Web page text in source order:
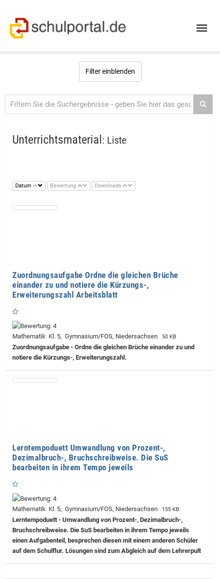
Toggle
Filter einblenden
Unterrichtsmaterial : Liste
Datum Bewertung Downloads
Zuordnungsaufgabe Ordne die gleichen Brüche
einander zu und notiere die Kürzungs-,
Erweiterungszahl Arbeitsblatt
Mathematik Kl. 5, Gymnasium/FOS, Niedersachsen 50 KB
Zuordnungsaufgabe - Ordne die gleichen Brüche einander zu und
notiere die Kürzungs-, Erweiterungszahl.
Lerntempoduett Umwandlung von Prozent-,
Dezimalbruch-, Bruchschreibweise. Die SuS
bearbeiten in ihrem Tempo jeweils
Mathematik Kl. 5, Gymnasium/FOS, Niedersachsen 155 KB
Lerntempoduett - Umwandlung von Prozent-, Dezimalbruch-,
Bruchschreibweise. Die SuS bearbeiten in ihrem Tempo jeweils
einen Aufgabenteil, besprechen diesen mit einem anderen Schüler
auf dem Schulflur. Lösungen sind zum Abgleich auf dem Lehrerpult